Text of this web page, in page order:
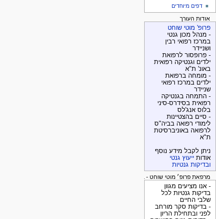
דפים מיוחדים
אודות העורך
פרופ' מוטי שוחט
- מנהל מכון גנטי
במרכז רפואי רבין
ושניידר
- פרופסור לרפואת
ילדים וגנטיקה רפואית
באונ' ת"א
- מומחה ברפואת
ילדים במרכז רפואי
שניידר
- התמחה בגנטיקה
רפואית בסידרס-סיני
בלוס אנג'לס
- סיים בהצטיינות
לימודי רפואה בביה"ס
לרפואה באוניברסיטת
ת"א
ניתן לקבל מידע נוסף
אודות ייעוץ גנטי
ובדיקות גנטיות
מרפאת פרופ׳ מוטי שוחט - בדיקות גנטיות
- אנו מציעים מגוון
בדיקות גנטיות לכל
שלבי החיים
- בדיקות סקר מורחב
לפני ובתחילת הריון